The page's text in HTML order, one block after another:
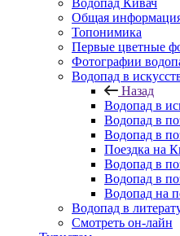
Водопад Кивач
Общая
Топонимика
Первые цветные
Фотографии
Водопад в
Назад
Водопад в
Водопад в
Водопад в
Поездка на
Водопад в
Водопад в
Водопад на
Водопад в
Смотреть он-лайн